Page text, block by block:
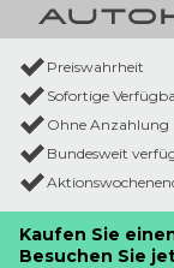
Preiswahrheit
Sofortige
Ohne Anzahlung
Bundesweit
Kaufen Sie
Besuchen Sie